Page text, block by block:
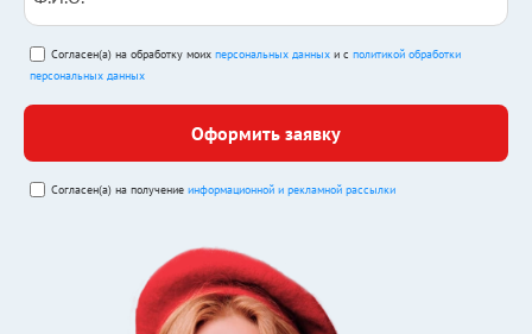
Согласен(а) на обработку моих персональных данных и с политикой обработки
персональных данных
Оформить заявку
Согласен(а) на получение информационной и рекламной рассылки